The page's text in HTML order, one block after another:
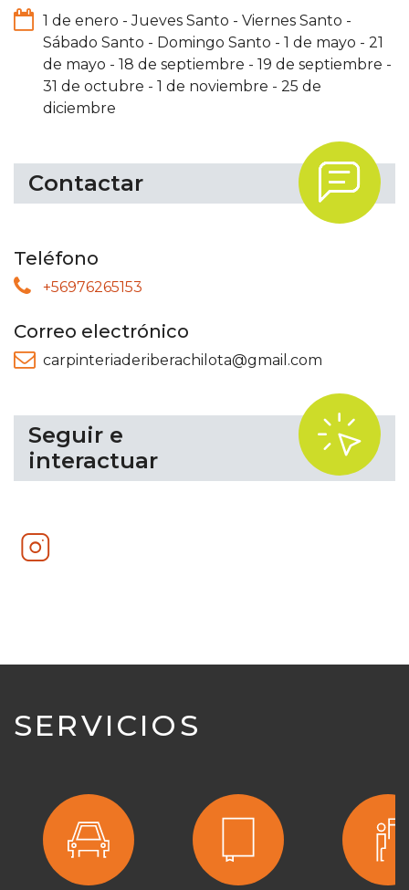
1 de enero -Jueves Santo - Viernes Santo -
Sábado Santo - Domingo Santo - 1 de mayo - 21
de mayo - 18 de septiembre - 19 de septiembre -
31 de octubre - 1 de noviembre - 25 de
diciembre
Contactar .
Teléfono
+56976265153
Correo electrónico
carpinteriaderiberachilota@gmail.com
Seguir e
interactuar
.
SERVICIOS